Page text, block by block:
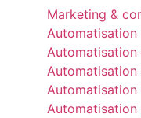
Marketing &
Automatisation
Automatisation
Automatisation